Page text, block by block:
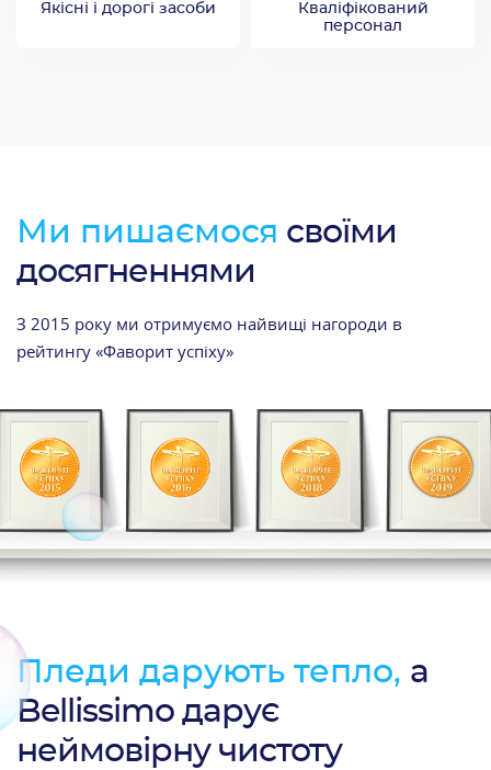
Якісні і дорогі засоби
Кваліфікований
персонал
Ми пишаємося своїми
досягненнями
З 2015 року ми отримуємо найвищі нагороди в
рейтингу «Фаворит успіху»
Пледи дарують тепло, а
Bellissimo дарує
неймовірну чистоту